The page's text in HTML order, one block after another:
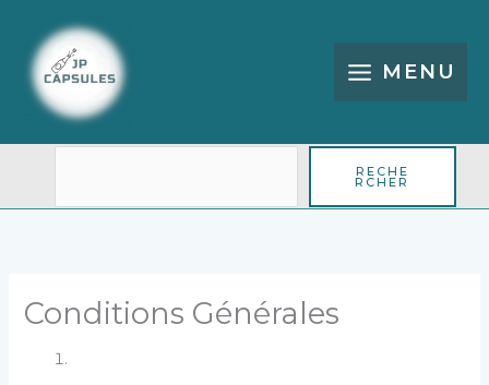
contenu
MENU
RECHE
RCHER
Conditions Générales